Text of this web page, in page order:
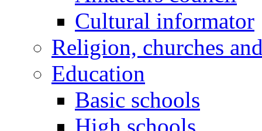
Cultural informator
Religion, churches
Education
Basic schools
High schools